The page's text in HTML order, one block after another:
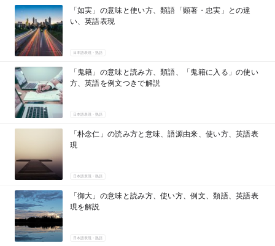
「如実」の意味と使い方、類語「顕著・忠実」との違
い、英語表現
日本語表現・熟語
「鬼籍」の意味と読み方、類語、「鬼籍に入る」の使い
方、英語を例文つきで解説
日本語表現・熟語
「朴念仁」の読み方と意味、語源由来、使い方、英語表
現
日本語表現・熟語
「御大」の意味と読み方、使い方、例文、類語、英語表
現を解説
日本語表現・熟語